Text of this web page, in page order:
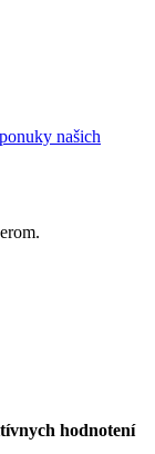
našich
hodnotení